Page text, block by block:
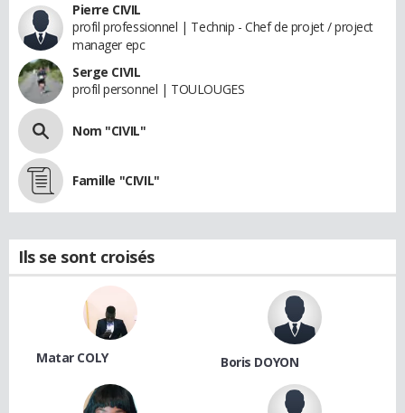
Pierre CIVIL
profil professionnel | Technip - Chef de projet / project
manager epc
Serge CIVIL
profil personnel | TOULOUGES
Nom "CIVIL"
Famille "CIVIL"
Ils se sont croisés
Matar COLY Boris DOYON